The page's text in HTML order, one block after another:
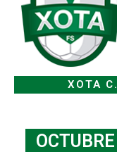
XOTA